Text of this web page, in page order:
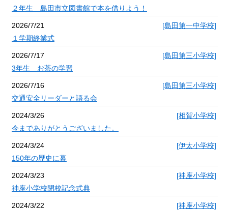
２年生 島田市立図書館で本を借りよう！
2026/7/21
[島田第一中学校]
１学期終業式
2026/7/17
[島田第三小学校]
3年生 お茶の学習
2026/7/16
[島田第三小学校]
交通安全リーダーと語る会
2024/3/26
[相賀小学校]
今までありがとうございました。
2024/3/24
[伊太小学校]
150年の歴史に幕
2024/3/23
[神座小学校]
神座小学校閉校記念式典
2024/3/22
[神座小学校]